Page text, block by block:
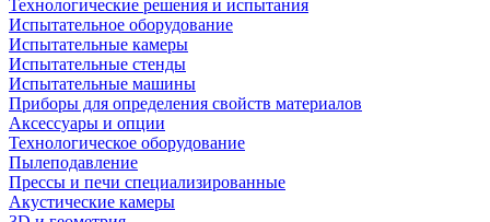
Технологические решения и испытания
Испытательное оборудование
Испытательные камеры
Испытательные стенды
Испытательные машины
Приборы для определения свойств материалов
Аксессуары и опции
Технологическое оборудование
Пылеподавление
Прессы и печи специализированные
Акустические камеры